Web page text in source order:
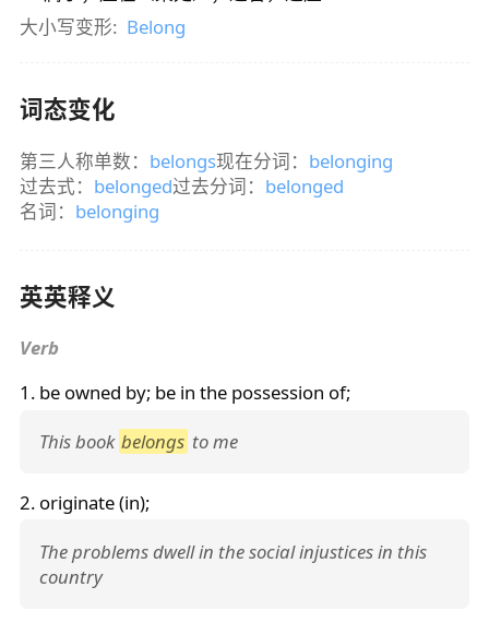
大小写变形: Belong
词态变化
第三人称单数： belongs现在分词： belonging
过去式： belonged过去分词： belonged
名词： belonging
英英释义
Verb
1. be owned by; be in the possession of;
This book belongs to me
2. originate (in);
The problems dwell in the social injustices in this
country